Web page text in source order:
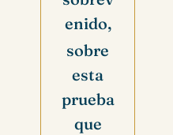
enido,
sobre
esta
prueba
que